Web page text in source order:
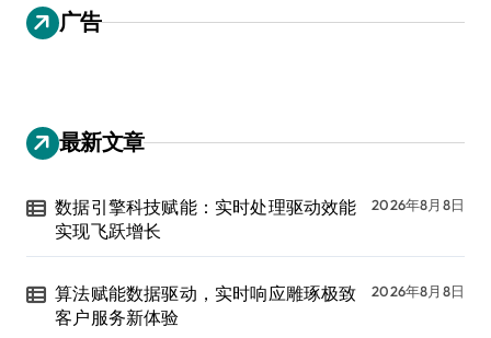
广告
最新文章
数据引擎科技赋能：实时处理驱动效能
实现飞跃增长
2026年8月8日
算法赋能数据驱动，实时响应雕琢极致
客户服务新体验
2026年8月8日